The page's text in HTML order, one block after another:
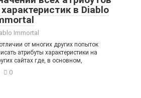
в Diablo
Immortal
от многих других попыток
атрибуты характеристики на
сайтах где, в основном,
0